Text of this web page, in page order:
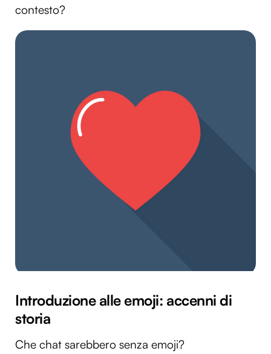
contesto?
Introduzione alle emoji: accenni di
storia
Che chat sarebbero senza emoji?